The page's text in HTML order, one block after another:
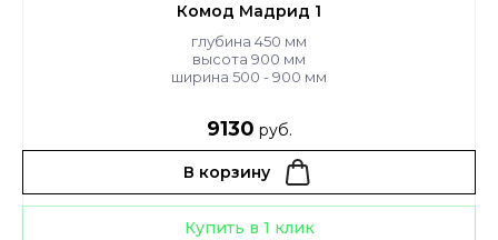
Комод Мадрид 1
глубина 450 мм
высота 900 мм
ширина 500 - 900 мм
9130 руб.
В корзину
Купить в 1 клик